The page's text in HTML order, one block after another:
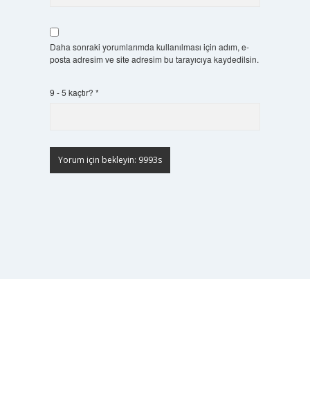
Daha sonraki yorumlarımda kullanılması için adım, e-
posta adresim ve site adresim bu tarayıcıya kaydedilsin.
9 - 5 kaçtır? *